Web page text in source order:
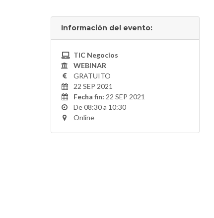
Información del evento:
TIC Negocios
WEBINAR
GRATUITO
22 SEP 2021
Fecha fin: 22 SEP 2021
De 08:30 a 10:30
Online